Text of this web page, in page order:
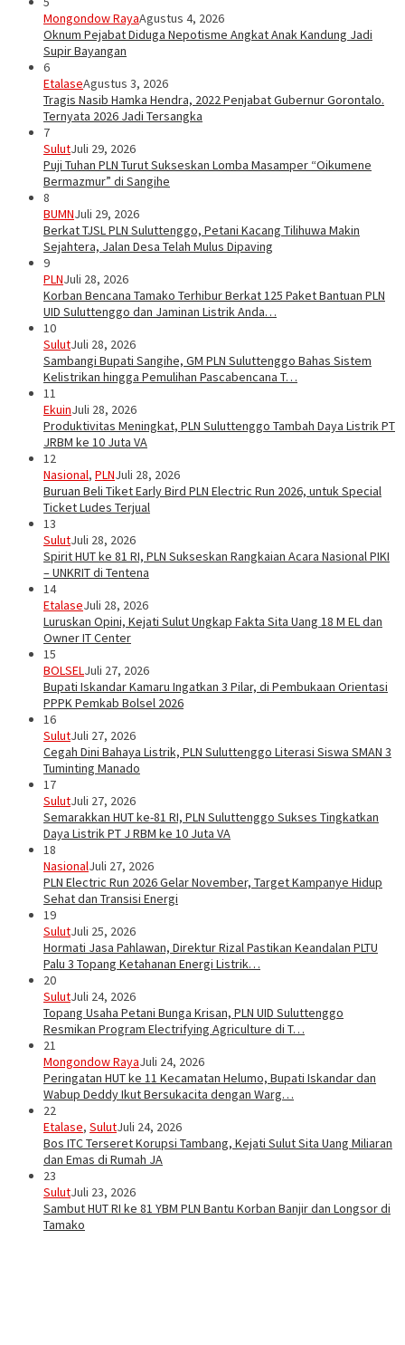
Mongondow RayaAgustus 4, 2026
Oknum Pejabat Diduga Nepotisme Angkat Anak Kandung Jadi
Supir Bayangan
6
EtalaseAgustus 3, 2026
Tragis Nasib Hamka Hendra, 2022 Penjabat Gubernur Gorontalo.
Ternyata 2026 Jadi Tersangka
7
SulutJuli 29, 2026
Puji Tuhan PLN Turut Sukseskan Lomba Masamper “Oikumene
Bermazmur” di Sangihe
8
BUMNJuli 29, 2026
Berkat TJSL PLN Suluttenggo, Petani Kacang Tilihuwa Makin
Sejahtera, Jalan Desa Telah Mulus Dipaving
9
PLNJuli 28, 2026
Korban Bencana Tamako Terhibur Berkat 125 Paket Bantuan PLN
UID Suluttenggo dan Jaminan Listrik Anda…
10
SulutJuli 28, 2026
Sambangi Bupati Sangihe, GM PLN Suluttenggo Bahas Sistem
Kelistrikan hingga Pemulihan Pascabencana T…
11
EkuinJuli 28, 2026
Produktivitas Meningkat, PLN Suluttenggo Tambah Daya Listrik PT
JRBM ke 10 Juta VA
12
Nasional, PLNJuli 28, 2026
Buruan Beli Tiket Early Bird PLN Electric Run 2026, untuk Special
Ticket Ludes Terjual
13
SulutJuli 28, 2026
Spirit HUT ke 81 RI, PLN Sukseskan Rangkaian Acara Nasional PIKI
– UNKRIT di Tentena
14
EtalaseJuli 28, 2026
Luruskan Opini, Kejati Sulut Ungkap Fakta Sita Uang 18 M EL dan
Owner IT Center
15
BOLSELJuli 27, 2026
Bupati Iskandar Kamaru Ingatkan 3 Pilar, di Pembukaan Orientasi
PPPK Pemkab Bolsel 2026
16
SulutJuli 27, 2026
Cegah Dini Bahaya Listrik, PLN Suluttenggo Literasi Siswa SMAN 3
Tuminting Manado
17
SulutJuli 27, 2026
Semarakkan HUT ke-81 RI, PLN Suluttenggo Sukses Tingkatkan
Daya Listrik PT J RBM ke 10 Juta VA
18
NasionalJuli 27, 2026
PLN Electric Run 2026 Gelar November, Target Kampanye Hidup
Sehat dan Transisi Energi
19
SulutJuli 25, 2026
Hormati Jasa Pahlawan, Direktur Rizal Pastikan Keandalan PLTU
Palu 3 Topang Ketahanan Energi Listrik…
20
SulutJuli 24, 2026
Topang Usaha Petani Bunga Krisan, PLN UID Suluttenggo
Resmikan Program Electrifying Agriculture di T…
21
Mongondow RayaJuli 24, 2026
Peringatan HUT ke 11 Kecamatan Helumo, Bupati Iskandar dan
Wabup Deddy Ikut Bersukacita dengan Warg…
22
Etalase, SulutJuli 24, 2026
Bos ITC Terseret Korupsi Tambang, Kejati Sulut Sita Uang Miliaran
dan Emas di Rumah JA
23
SulutJuli 23, 2026
Sambut HUT RI ke 81 YBM PLN Bantu Korban Banjir dan Longsor di
Tamako